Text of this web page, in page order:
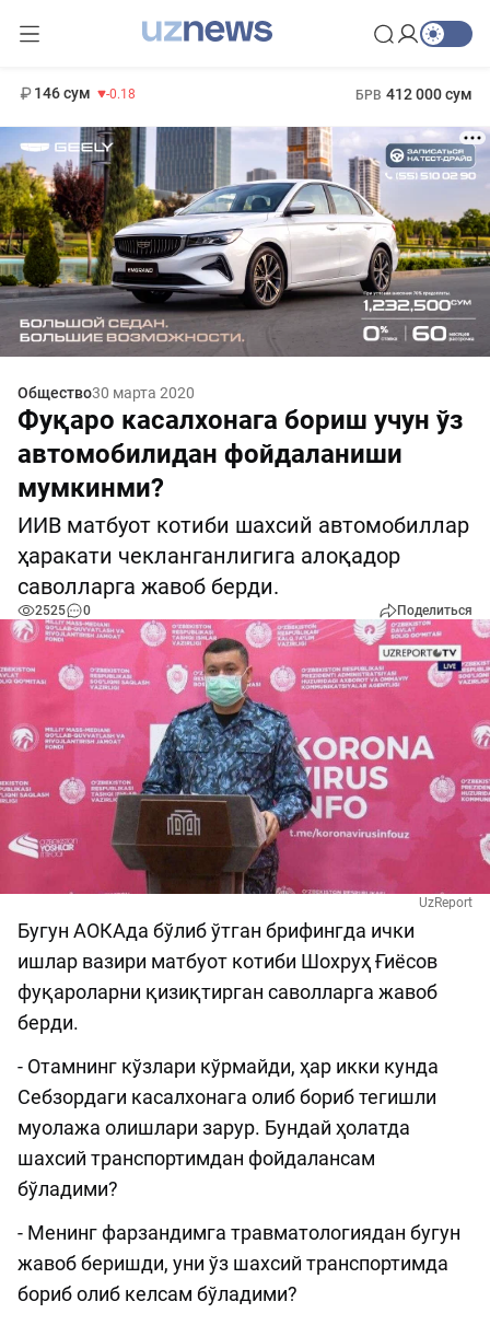
146 сум -0.18 БРВ 412 000 сум
Общество30 марта 2020
Фуқаро касалхонага бориш учун ўз
автомобилидан фойдаланиши
мумкинми?
ИИВ матбуот котиби шахсий автомобиллар
ҳаракати чекланганлигига алоқадор
саволларга жавоб берди.
2525 0 Поделиться
UzReport
Бугун АОКАда бўлиб ўтган брифингда ички
ишлар вазири матбуот котиби Шохруҳ Ғиёсов
фуқароларни қизиқтирган саволларга жавоб
берди.
- Отамнинг кўзлари кўрмайди, ҳар икки кунда
Себзордаги касалхонага олиб бориб тегишли
муолажа олишлари зарур. Бундай ҳолатда
шахсий транспортимдан фойдалансам
бўладими?
- Менинг фарзандимга травматологиядан бугун
жавоб беришди, уни ўз шахсий транспортимда
бориб олиб келсам бўладими?